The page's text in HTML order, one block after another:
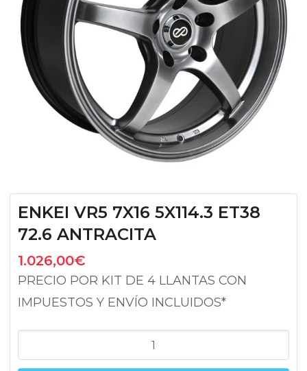
ENKEI VR5 7X16 5X114.3 ET38
72.6 ANTRACITA
1.026,00€
PRECIO POR KIT DE 4 LLANTAS CON
IMPUESTOS Y ENVÍO INCLUIDOS*
VR5